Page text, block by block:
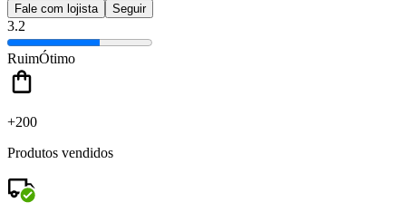
Fale com lojista Seguir
3.2
RuimÓtimo
+200
Produtos vendidos